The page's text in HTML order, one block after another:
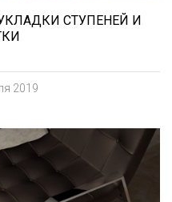
СТУПЕНЕЙ И
2019
важно важны не
но и ее
же определить